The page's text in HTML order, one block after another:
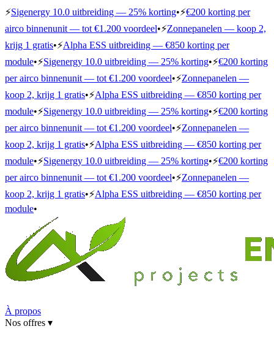
⚡Sigenergy 10.0 uitbreiding — 25% korting•⚡€200 korting per
airco binnenunit — tot €1.200 voordeel•⚡Zonnepanelen — koop 2,
krijg 1 gratis•⚡Alpha ESS uitbreiding — €850 korting per
module•⚡Sigenergy 10.0 uitbreiding — 25% korting•⚡€200 korting
per airco binnenunit — tot €1.200 voordeel•⚡Zonnepanelen —
koop 2, krijg 1 gratis•⚡Alpha ESS uitbreiding — €850 korting per
module•⚡Sigenergy 10.0 uitbreiding — 25% korting•⚡€200 korting
per airco binnenunit — tot €1.200 voordeel•⚡Zonnepanelen —
koop 2, krijg 1 gratis•⚡Alpha ESS uitbreiding — €850 korting per
module•⚡Sigenergy 10.0 uitbreiding — 25% korting•⚡€200 korting
per airco binnenunit — tot €1.200 voordeel•⚡Zonnepanelen —
koop 2, krijg 1 gratis•⚡Alpha ESS uitbreiding — €850 korting per
module•
À propos
Nos offres ▾